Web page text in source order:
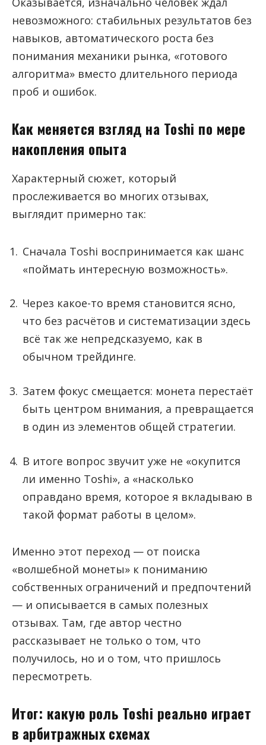
невозможного: стабильных результатов без
навыков, автоматического роста без
понимания механики рынка, «готового
алгоритма» вместо длительного периода
проб и ошибок.
Как меняется взгляд на Toshi по мере
накопления опыта
Характерный сюжет, который
прослеживается во многих отзывах,
выглядит примерно так:
Сначала Toshi воспринимается как шанс
«поймать интересную возможность».
Через какое-то время становится ясно,
что без расчётов и систематизации здесь
всё так же непредсказуемо, как в
обычном трейдинге.
Затем фокус смещается: монета перестаёт
быть центром внимания, а превращается
в один из элементов общей стратегии.
В итоге вопрос звучит уже не «окупится
ли именно Toshi», а «насколько
оправдано время, которое я вкладываю в
такой формат работы в целом».
Именно этот переход — от поиска
«волшебной монеты» к пониманию
собственных ограничений и предпочтений
— и описывается в самых полезных
отзывах. Там, где автор честно
рассказывает не только о том, что
получилось, но и о том, что пришлось
пересмотреть.
Итог: какую роль Toshi реально играет
в арбитражных схемах